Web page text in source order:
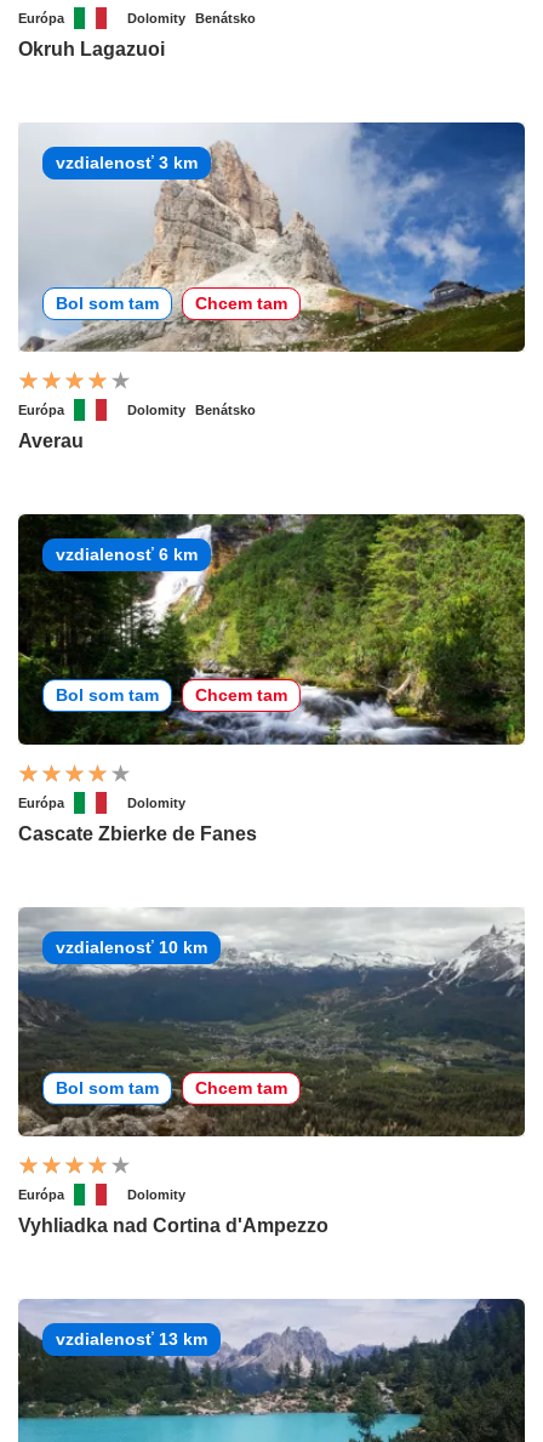
Európa Dolomity Benátsko
Okruh Lagazuoi
vzdialenosť 3 km
Bol som tam Chcem tam
Európa Dolomity Benátsko
Averau
vzdialenosť 6 km
Bol som tam Chcem tam
Európa Dolomity
Cascate Zbierke de Fanes
vzdialenosť 10 km
Bol som tam Chcem tam
Európa Dolomity
Vyhliadka nad Cortina d'Ampezzo
vzdialenosť 13 km